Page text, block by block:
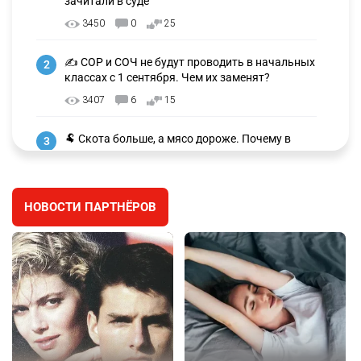
3450 0 25
2
✍️ СОР и СОЧ не будут проводить в начальных
классах с 1 сентября. Чем их заменят?
3407 6 15
3
🐏 Скота больше, а мясо дороже. Почему в
Казахстане продолжают расти цены на
18
4
🏠 Оправданному пастуху из Актобе подарили
квартиру
2591
5
👀 Опубликован список обладателей
образовательных грантов
2518 0 9
НОВОСТИ ПАРТНЁРОВ